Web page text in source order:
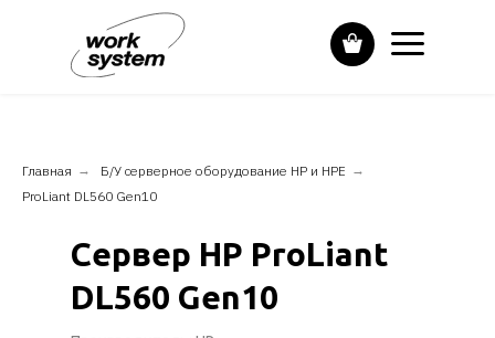
Главная → Б/У серверное оборудование HP и НPE →
ProLiant DL560 Gen10
Сервер HP ProLiant
DL560 Gen10